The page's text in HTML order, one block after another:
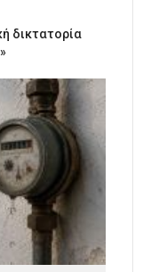
δικτατορία